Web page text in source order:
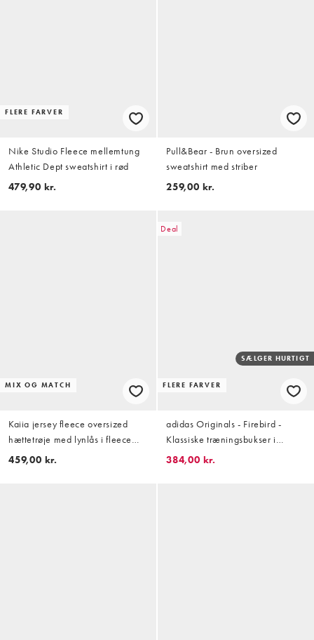
FLERE FARVER
Nike Studio Fleece mellemtung
Athletic Dept sweatshirt i rød
479,90 kr.
Pull&Bear - Brun oversized
sweatshirt med striber
259,00 kr.
MIX OG MATCH
Kaiia jersey fleece oversized
hættetrøje med lynlås i fleece
som sæt i chokolade- og
459,00 kr.
Deal
FLERE FARVER
SÆLGER HURTIGT
adidas Originals - Firebird -
Klassiske træningsbukser i
blå/rødbrun
384,00 kr.